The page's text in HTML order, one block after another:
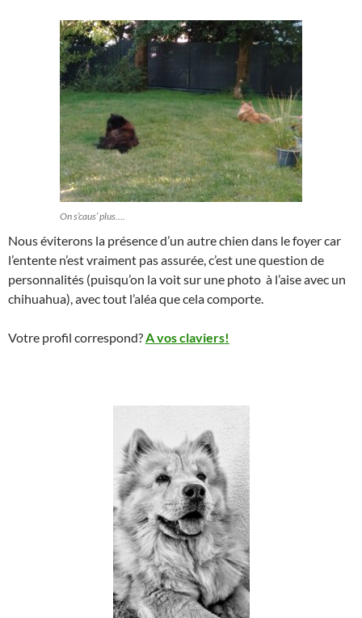
On s’caus’ plus….
Nous éviterons la présence d’un autre chien dans le foyer car
l’entente n’est vraiment pas assurée, c’est une question de
personnalités (puisqu’on la voit sur une photo à l’aise avec un
chihuahua), avec tout l’aléa que cela comporte.
Votre profil correspond?A vos claviers!